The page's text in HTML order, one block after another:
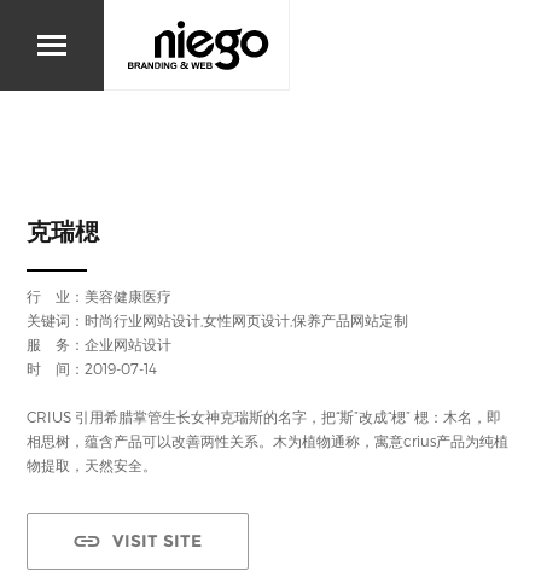
克瑞楒
行 业：美容健康医疗
关键词：时尚行业网站设计,女性网页设计,保养产品网站定制
服 务：企业网站设计
时 间：2019-07-14
CRIUS 引用希腊掌管生长女神克瑞斯的名字，把“斯”改成“楒” 楒：木名，即
相思树，蕴含产品可以改善两性关系。木为植物通称，寓意crius产品为纯植
物提取，天然安全。
VISIT SITE